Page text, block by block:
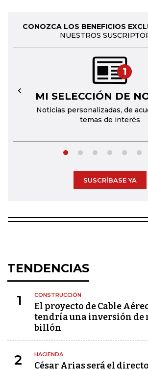
CONOZCA LOS BENEFICIOS
NUESTROS
1
MI SELECCIÓN DE
Noticias personalizadas, de
temas de interés
←
SUSCRÍBASE YA
TENDENCIAS
1 CONSTRUCCIÓN
El proyecto de Cable
tendría una inversión de
billón
2 HACIENDA
César Arias será el